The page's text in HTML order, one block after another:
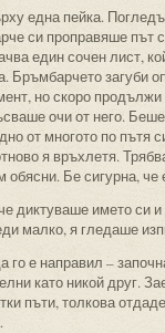
една пейка.
си проправяше път
един сочен лист,
Бръмбарчето загуби
но скоро
очи от него.
от многото по пътя
я връхлетя.
Бе сигурна, че
диктуваше името си и
малко, я гледаше
е направил –
като никой друг.
пъти, толкова